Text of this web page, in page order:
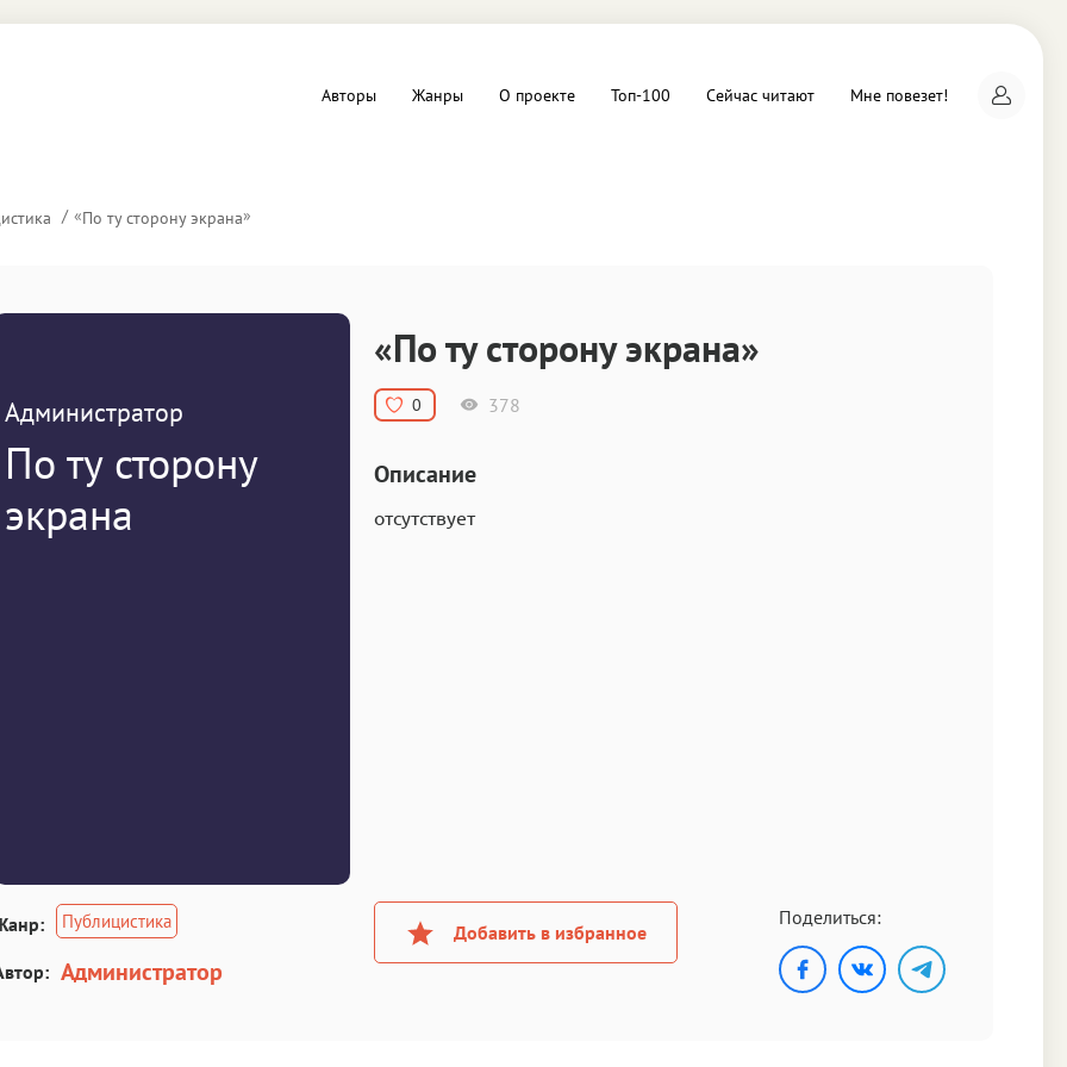
Драматургия
Компьютеры и Интернет
Фольклор
Авторы Жанры О проекте Топ-100 Сейчас читают Мне повезет!
«По ту сторону экрана»
Администратор
По ту сторону
экрана
Публицистика
Администратор
«По ту сторону экрана»
0 378
Описание
отсутствует
Добавить в избранное
Поделиться: